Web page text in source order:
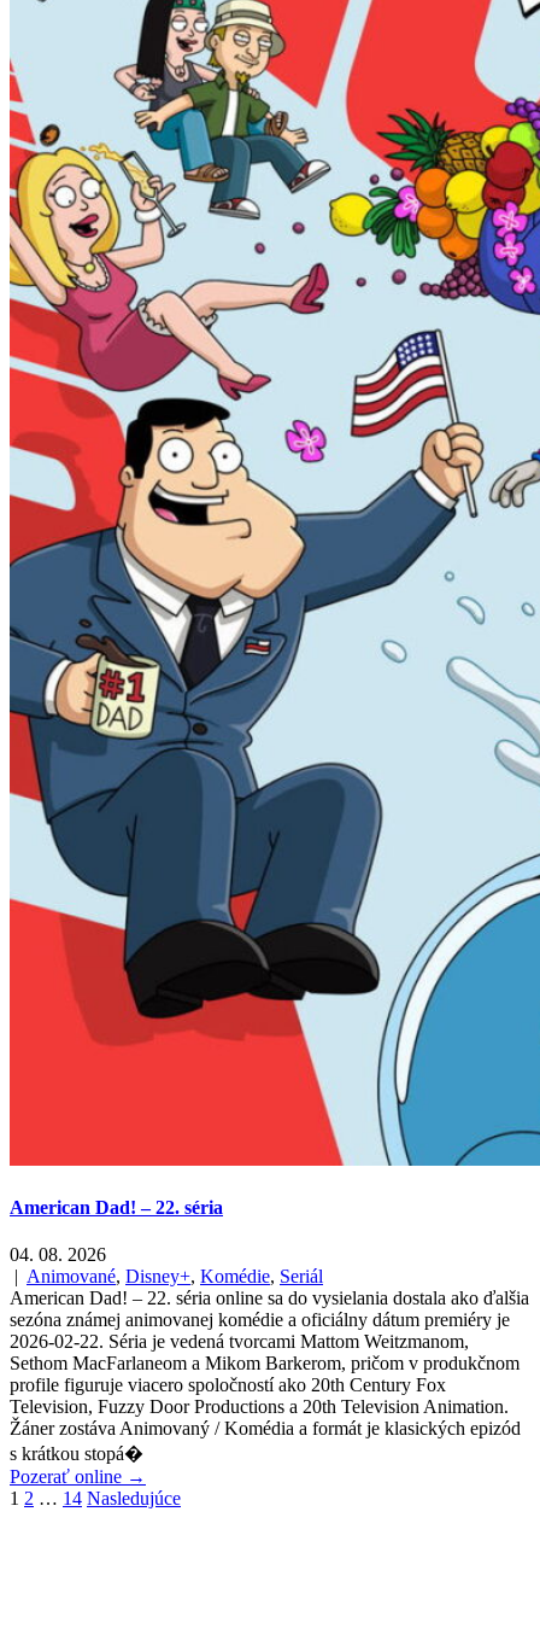
American Dad! – 22. séria
04. 08. 2026
| Animované, Disney+, Komédie, Seriál
American Dad! – 22. séria online sa do vysielania dostala ako ďalšia
sezóna známej animovanej komédie a oficiálny dátum premiéry je
2026-02-22. Séria je vedená tvorcami Mattom Weitzmanom,
Sethom MacFarlaneom a Mikom Barkerom, pričom v produkčnom
profile figuruje viacero spoločností ako 20th Century Fox
Television, Fuzzy Door Productions a 20th Television Animation.
Žáner zostáva Animovaný / Komédia a formát je klasických epizód
s krátkou stopá�
Pozerať online →
Stránkovanie
1 2 … 14 Nasledujúce